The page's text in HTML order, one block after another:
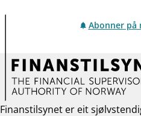
Abonner på
Finanstilsynet er eit